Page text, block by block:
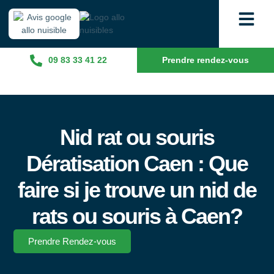
09 83 33 41 22 Prendre rendez-vous
Nid rat ou souris
Dératisation Caen : Que
faire si je trouve un nid de
rats ou souris à Caen?
Prendre Rendez-vous